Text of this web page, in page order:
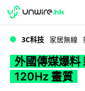
WWDC 2026
3C科技 家居無線
外國傳媒爆
120Hz 畫質